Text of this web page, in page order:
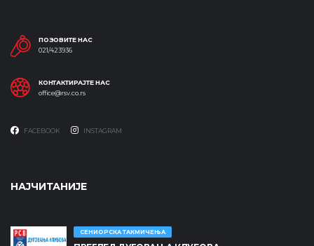
ПОЗОВИТЕ НАС
021/423936
КОНТАКТИРАЈТЕ НАС
office@rsv.co.rs
FACEBOOK INSTAGRAM
НАЈЧИТАНИЈЕ
СЕНИОРСКА ТАКМИЧЕЊА